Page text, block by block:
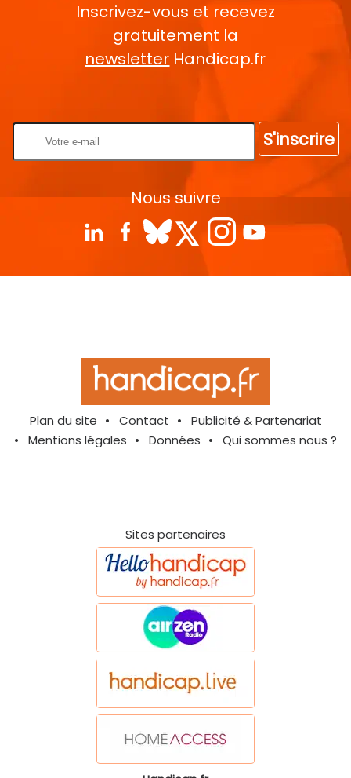
Inscrivez-vous et recevez
gratuitement la
newsletter Handicap.fr
S'inscrire
Nous suivre
Plan du site Contact
Publicité & Partenariat
Mentions légales
Données Qui sommes nous ?
Sites partenaires